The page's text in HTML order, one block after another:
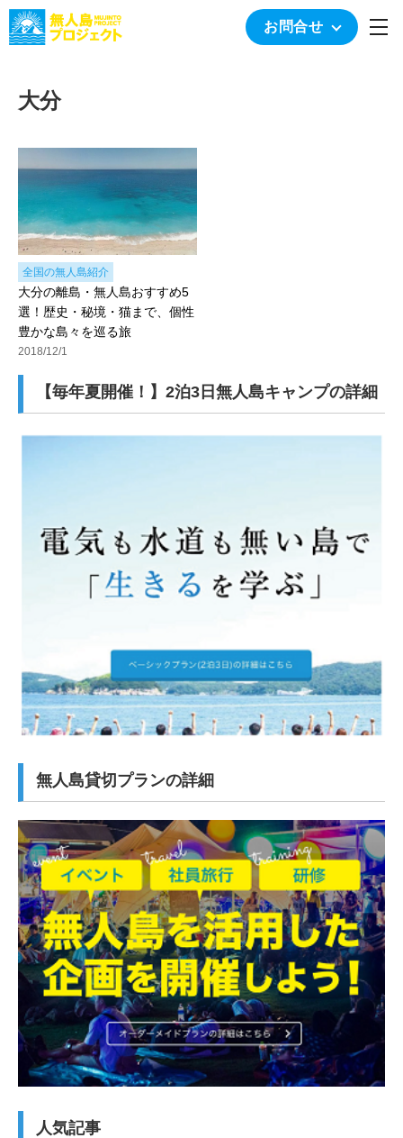
お問合せ
大分
全国の無人島紹介
大分の離島・無人島おすすめ5
選！歴史・秘境・猫まで、個性
豊かな島々を巡る旅
2018/12/1
【毎年夏開催！】2泊3日無人島キャンプの詳細
無人島貸切プランの詳細
人気記事